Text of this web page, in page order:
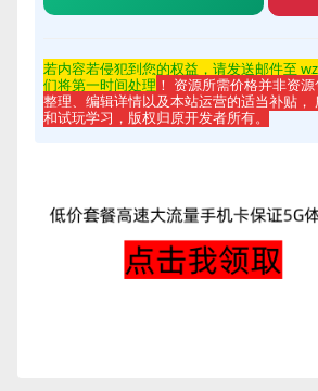
若内容若侵犯到您的权益，请发送邮件至
们将第一时间处理 ！ 资源所需价格并非资源
整理、编辑详情以及本站运营的适当补贴，
和试玩学习，版权归原开发者所有。